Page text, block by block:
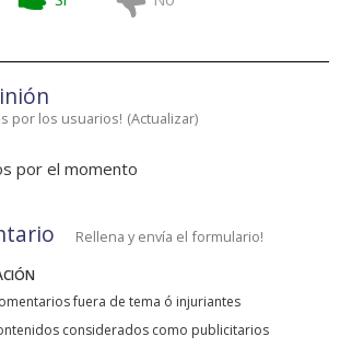
por los usuarios! (Actualizar)
por el momento
Rellena y envía el formulario!
fuera de tema ó injuriantes
considerados como publicitarios